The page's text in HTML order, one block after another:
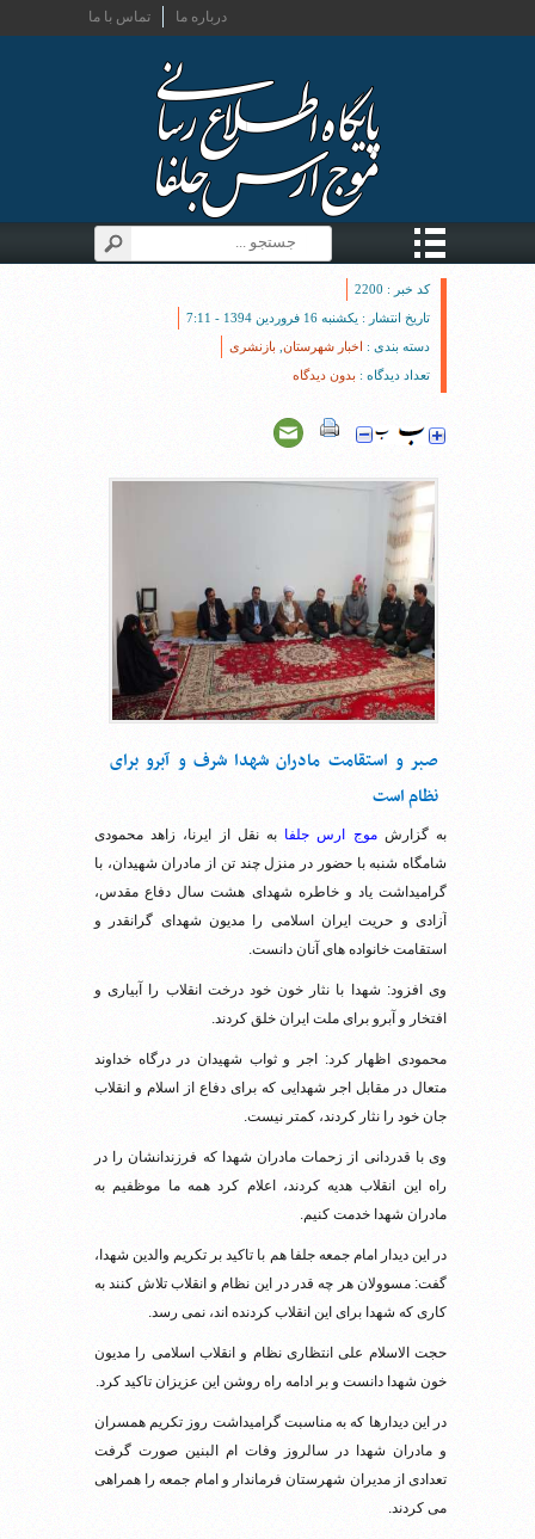
تماس با ما درباره ما
کد خبر : 2200
تاریخ انتشار : یکشنبه 16 فروردین 1394 - 7:11
دسته بندی : اخبار شهرستان بازنشری
تعداد دیدگاه : بدون دیدگاه
صبر و استقامت مادران شهدا شرف و آبرو برای
نظام است
به گزارشموج ارس جلفا به نقل از ایرنا، زاهد محمودی
شامگاه شنبه با حضور در منزل چند تن از مادران شهیدان، با
گرامیداشت یاد و خاطره شهدای هشت سال دفاع مقدس،
آزادی و حریت ایران اسلامی را مدیون شهدای گرانقدر و
استقامت خانواده های آنان دانست.
وی افزود: شهدا با نثار خون خود درخت انقلاب را آبیاری و
افتخار و آبرو برای ملت ایران خلق کردند.
محمودی اظهار کرد: اجر و ثواب شهیدان در درگاه خداوند
متعال در مقابل اجر شهدایی که برای دفاع از اسلام و انقلاب
جان خود را نثار کردند، کمتر نیست.
وی با قدردانی از زحمات مادران شهدا که فرزندانشان را در
راه این انقلاب هدیه کردند، اعلام کرد همه ما موظفیم به
مادران شهدا خدمت کنیم.
در این دیدار امام جمعه جلفا هم با تاکید بر تکریم والدین شهدا،
گفت: مسوولان هر چه قدر در این نظام و انقلاب تلاش کنند به
کاری که شهدا برای این انقلاب کردنده اند، نمی رسد.
حجت الاسلام علی انتظاری نظام و انقلاب اسلامی را مدیون
خون شهدا دانست و بر ادامه راه روشن این عزیزان تاکید کرد.
در این دیدارها که به مناسبت گرامیداشت روز تکریم همسران
و مادران شهدا در سالروز وفات ام البنین صورت گرفت
تعدادی از مدیران شهرستان فرماندار و امام جمعه را همراهی
می کردند.